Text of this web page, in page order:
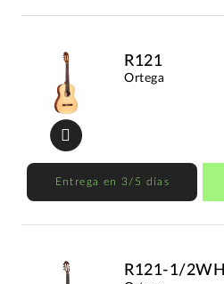
R121
Ortega
Entrega en 3/5 días
R121-1/2WH